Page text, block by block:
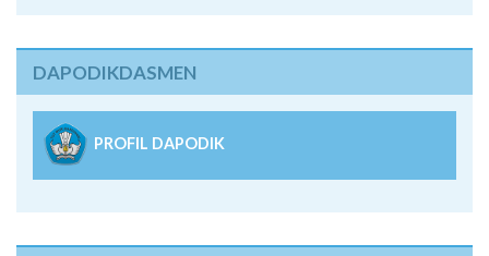
DAPODIKDASMEN
PROFIL DAPODIK